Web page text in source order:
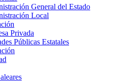
General del Estado
Local
Privada
Públicas Estatales